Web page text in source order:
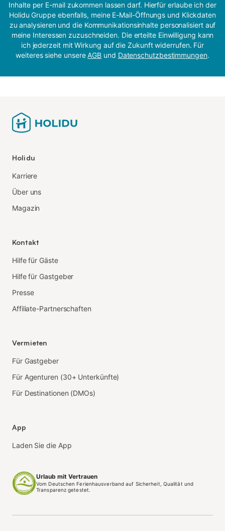
Inhalte per E-mail zukommen lassen darf. Hierfür erlaube ich der
Holidu Gruppe ebenfalls, meine E-Mail-Öffnungs und Klickdaten
zu analysieren und die Kommunikationsinhalte personalisiert auf
meine Interessen zuzuschneiden. Die erteilte Einwilligung kann
ich jederzeit mit Wirkung auf die Zukunft widerrufen. Für
weiteres siehe unsereAGB und Datenschutzbestimmungen.
Holidu
Karriere
Über uns
Magazin
Kontakt
Hilfe für Gäste
Hilfe für Gastgeber
Presse
Affiliate-Partnerschaften
Vermieten
Für Gastgeber
Für Agenturen (30+ Unterkünfte)
Für Destinationen (DMOs)
App
Laden Sie die App
Urlaub mit Vertrauen
Vom Deutschen Ferienhausverband auf Sicherheit, Qualität und
Transparenz getestet.